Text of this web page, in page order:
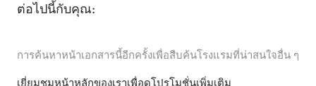
ต่อไปนี้กับคุณ:
การค้นหาหน้าเอกสารนี้อีกครั้งเพื่อสืบค้นโรงแรมที่น่าสนใจอื่น ๆ
เยี่ยมชมหน้าหลักของเราเพื่อดูโปรโมชั่นเพิ่มเติม